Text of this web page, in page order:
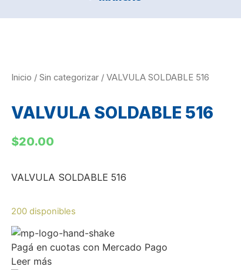
Inicio / Sin categorizar/ VALVULA SOLDABLE 516
VALVULA SOLDABLE 516
$20.00
VALVULA SOLDABLE 516
200 disponibles
Pagá en cuotascon Mercado Pago
Leer más